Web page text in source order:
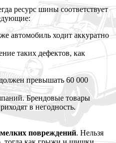
ресурс шины соответствует
автомобиль ходит аккуратно
таких дефектов, как
превышать 60 000
Брендовые товары
в негодность.
повреждений. Нельзя